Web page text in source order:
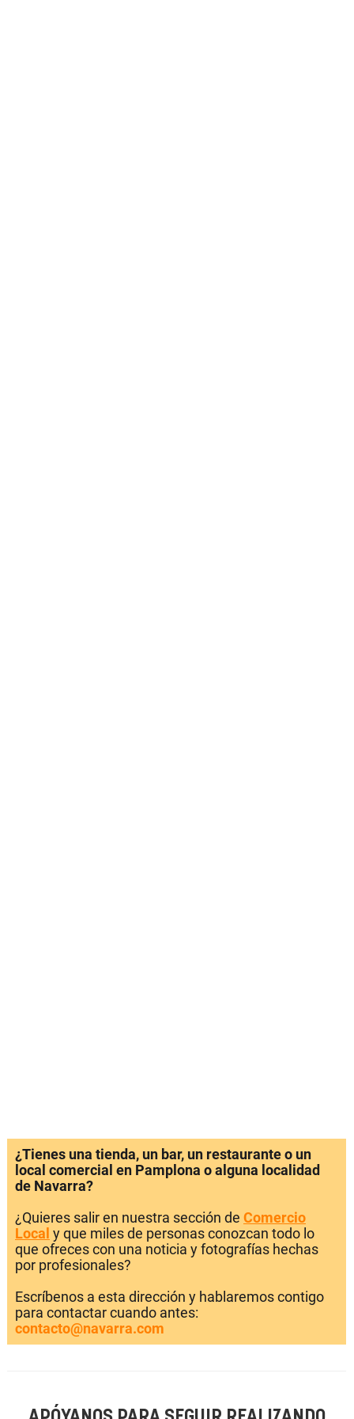
¿Tienes una tienda, un bar, un restaurante o un
local comercial en Pamplona o alguna localidad
de Navarra?
¿Quieres salir en nuestra sección de Comercio
Local y que miles de personas conozcan todo lo
que ofreces con una noticia y fotografías hechas
por profesionales?
Escríbenos a esta dirección y hablaremos contigo
para contactar cuando antes:
contacto@navarra.com